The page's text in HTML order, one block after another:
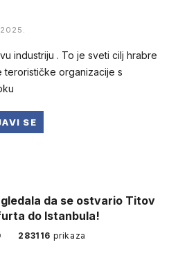
2025.
industriju . To je sveti cilj hrabre
terorističke organizacije s
SE
da se ostvario Titov
do Istanbula!
283116 prikaza